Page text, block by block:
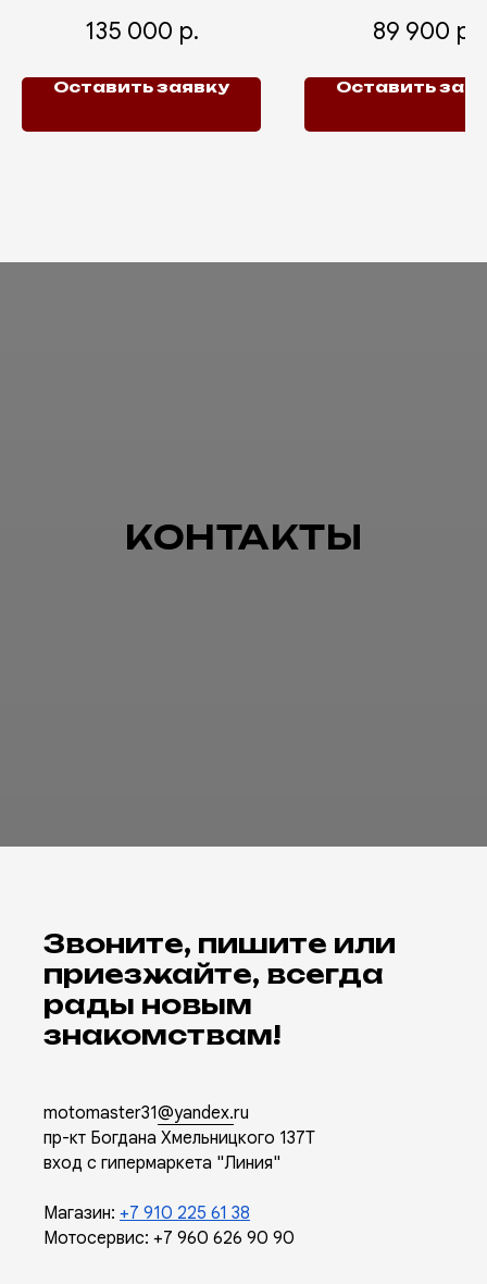
135 000 р.
Оставить заявку
89 900 р.
Оставить
КОНТАКТЫ
Звоните, пишите или
приезжайте, всегда
рады новым
знакомствам!
motomaster31@yandex.ru
пр-кт Богдана Хмельницкого 137Т
вход с гипермаркета "Линия"
Магазин: +7 910 225 61 38
Мотосервис: +7 960 626 90 90